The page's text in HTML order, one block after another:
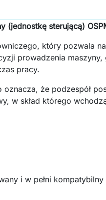
(jednostkę sterującą)
który pozwala
prowadzenia maszyny,
pracy.
oznacza, że podzespół
w skład którego
i w pełni kompatybilny